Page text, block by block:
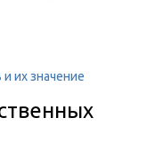
их значение